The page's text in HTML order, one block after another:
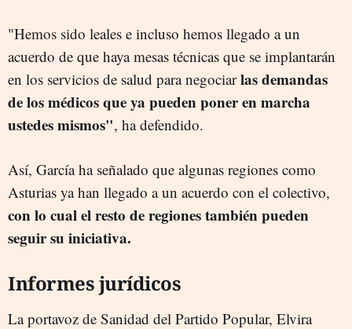
"Hemos sido leales e incluso hemos llegado a un
acuerdo de que haya mesas técnicas que se implantarán
en los servicios de salud para negociarlas demandas
de los médicos que ya pueden poner en marcha
ustedes mismos", ha defendido.
Así, García ha señalado que algunas regiones como
Asturias ya han llegado a un acuerdo con el colectivo,
con lo cual el resto de regiones también pueden
seguir su iniciativa.
Informes jurídicos
La portavoz de Sanidad del Partido Popular, Elvira